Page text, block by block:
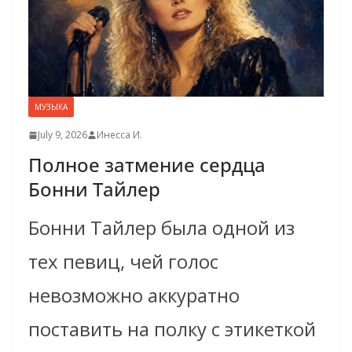
МУЗЫКА
July 9, 2026 Инесса И.
Полное затмение сердца
Бонни Тайлер
Бонни Тайлер была одной из
тех певиц, чей голос
невозможно аккуратно
поставить на полку с этикеткой